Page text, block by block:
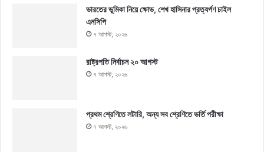
ভারতের ভূমিকা নিয়ে ক্ষোভ, শেখ হাসিনার প্রত্যর্পণ চাইল
এনসিপি
৭ আগস্ট, ২০২৬
রাষ্ট্রপতি নির্বাচন ২০ আগস্ট
৭ আগস্ট, ২০২৬
প্রথম শ্রেণিতে লটারি, অন্য সব শ্রেণিতে ভর্তি পরীক্ষা
৭ আগস্ট, ২০২৬